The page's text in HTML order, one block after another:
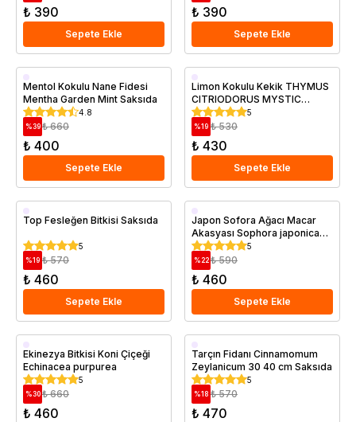
₺ 390
Sepete Ekle
₺ 390
Sepete Ekle
Saksıda
Mentol Kokulu Nane Fidesi
Mentha Garden Mint Saksıda
4.8
%39 ₺ 660
₺ 400
Sepete Ekle
Saksıda
Limon Kokulu Kekik THYMUS
CITRIODORUS MYSTIC
LEMON Saksıda
5
%19 ₺ 530
₺ 430
Sepete Ekle
Saksıda
Top Fesleğen Bitkisi Saksıda
5
%19 ₺ 570
₺ 460
Sepete Ekle
Japon Sofora Ağacı Macar
Akasyası Sophora japonica
60 80 cm Saksıda
5
%22 ₺ 590
₺ 460
Sepete Ekle
Saksıda
Ekinezya Bitkisi Koni Çiçeği
Echinacea purpurea
5
%30 ₺ 660
₺ 460
Saksıda
Tarçın Fidanı Cinnamomum
Zeylanicum 30 40 cm Saksıda
5
%18 ₺ 570
₺ 470